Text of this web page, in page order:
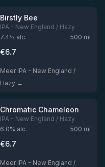
Birstly Bee
IPA - New England / Hazy
7.4% alc. 500 ml
€6.7
Meer IPA - New England /
Hazy →
Niet op voorraad
★3.97
Chromatic Chameleon
IPA - New England / Hazy
6.0% alc. 500 ml
€6.7
Meer IPA - New England /